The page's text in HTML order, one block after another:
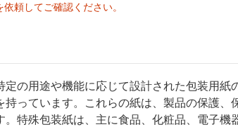
頼してご確認ください。
定の用途や機能に応じて設計された包装用紙
持っています。これらの紙は、製品の保護、
。特殊包装紙は、主に食品、化粧品、電子機